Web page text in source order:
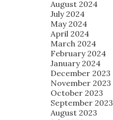
August 2024
July 2024
May 2024
April 2024
March 2024
February 2024
January 2024
December 2023
November 2023
October 2023
September 2023
August 2023